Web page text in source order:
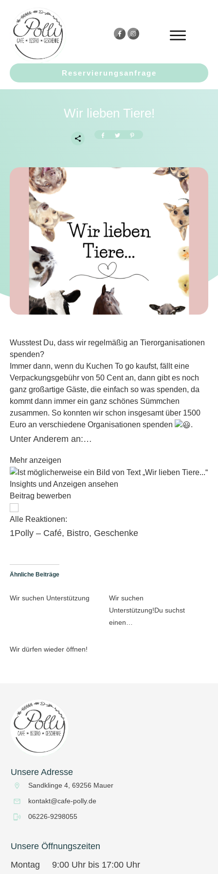
Reservierungsanfrage
Wir lieben Tiere!
Wusstest Du, dass wir regelmäßig an Tierorganisationen
spenden?
Immer dann, wenn du Kuchen To go kaufst, fällt eine
Verpackungsgebühr von 50 Cent an, dann gibt es noch
ganz großartige Gäste, die einfach so was spenden, da
kommt dann immer ein ganz schönes Sümmchen
zusammen. So konnten wir schon insgesamt über 1500
Euro an verschiedene Organisationen spenden
.
Unter Anderem an:…
Mehr anzeigen
Insights und Anzeigen ansehen
Beitrag bewerben
Alle Reaktionen:
1Polly – Café, Bistro, Geschenke
Ähnliche Beiträge
Wir suchen Unterstützung
Wir suchen
Unterstützung!Du suchst
einen…
Wir dürfen wieder öffnen!
Unsere Adresse
Sandklinge 4, 69256 Mauer
kontakt@cafe-polly.de
06226-9298055
Unsere Öffnungszeiten
Montag 9:00 Uhr bis 17:00 Uhr